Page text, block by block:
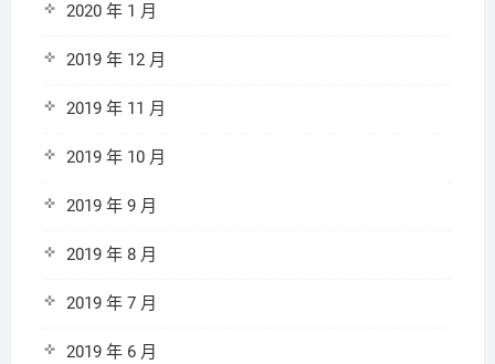
2020 年 1 月
2019 年 12 月
2019 年 11 月
2019 年 10 月
2019 年 9 月
2019 年 8 月
2019 年 7 月
2019 年 6 月